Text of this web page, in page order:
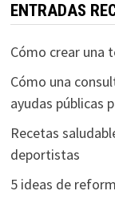
ENTRADAS
Cómo crear una
Cómo una
ayudas públicas
Recetas
deportistas
5 ideas de